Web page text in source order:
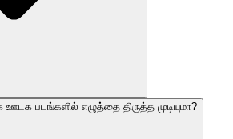
படங்களில் எழுத்தை திருத்த முடியுமா?